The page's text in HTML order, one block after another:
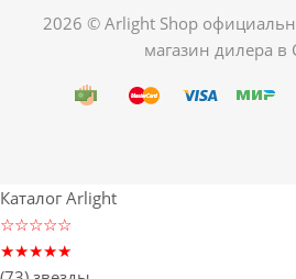
2026 © Arlight Shop
магазин дилера в
Каталог Arlight
☆☆☆☆☆
★★★★★